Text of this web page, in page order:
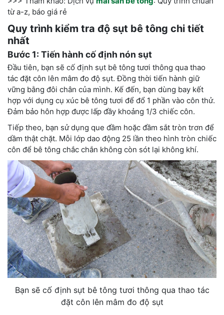
từ a-z, báo giá rẻ
Quy trình kiểm tra độ sụt bê tông chi tiết
nhất
Bước 1: Tiến hành cố định nón sụt
Đầu tiên, bạn sẽ cố định sụt bê tông tươi thông qua thao
tác đặt côn lên mâm đo độ sụt. Đồng thời tiến hành giữ
vững bằng đôi chân của mình. Kế đến, bạn dùng bay kết
hợp với dụng cụ xúc bê tông tươi để đổ 1 phần vào côn thử.
Đảm bảo hôn hợp được lấp đầy khoảng 1/3 chiếc côn.
Tiếp theo, bạn sử dụng que đầm hoặc đầm sắt tròn trơn để
dầm thật chặt. Mỗi lớp dao động 25 lần theo hình tròn chiếc
côn để bê tông chắc chắn không còn sót lại không khí.
Bạn sẽ cố định sụt bê tông tươi thông qua thao tác
đặt côn lên mâm đo độ sụt